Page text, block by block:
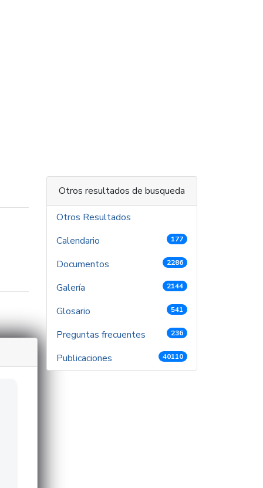
Otros resultados de busqueda
Otros Resultados
Calendario
177
Documentos 2286
Galería 2144
Glosario 541
Preguntas frecuentes 236
Publicaciones 40110